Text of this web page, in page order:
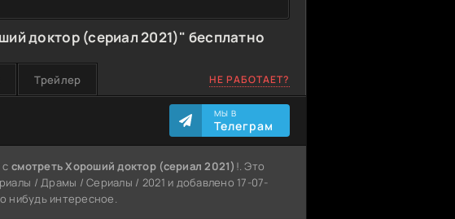
доктор (сериал 2021)" бесплатно
Трейлер НЕ РАБОТАЕТ?
МЫ В
Телеграм
ссмотреть Хороший доктор (сериал 2021) !. Это
/ Драмы / Сериалы / 2021 и добавлено 17-07-
нибудь интересное.